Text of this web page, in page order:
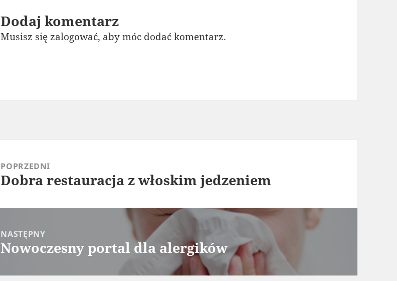
Dodaj komentarz
Musisz sięzalogować, aby móc dodać komentarz.
POPRZEDNI
Poprzedni
Dobra restauracja z włoskim jedzeniem
NASTĘPNY
Następny
Nowoczesny portal dla alergików